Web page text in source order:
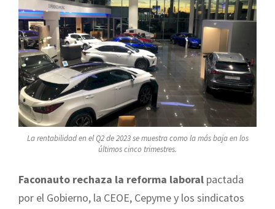
La rentabilidad en el Q2 de 2023 se muestra como la más baja en los
últimos cinco trimestres.
Faconauto rechaza la reforma laboral pactada
por el Gobierno, la CEOE, Cepyme y los sindicatos